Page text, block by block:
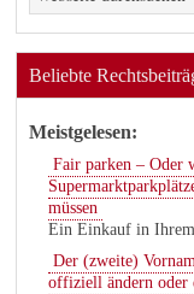
Beliebte
Meistgelesen:
Fair parken – Oder
müssen
Ein Einkauf in
Der (zweite)
offiziell ändern oder